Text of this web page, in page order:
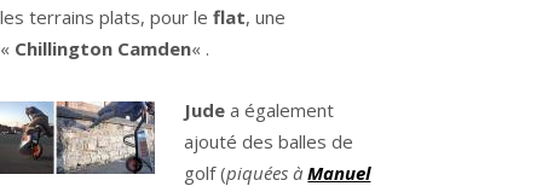
les terrains plats, pour le flat, une
« Chillington Camden« .
Judea également
ajouté des balles de
golf (piquées à Manuel